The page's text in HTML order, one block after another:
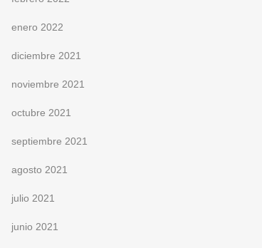
enero 2022
diciembre 2021
noviembre 2021
octubre 2021
septiembre 2021
agosto 2021
julio 2021
junio 2021